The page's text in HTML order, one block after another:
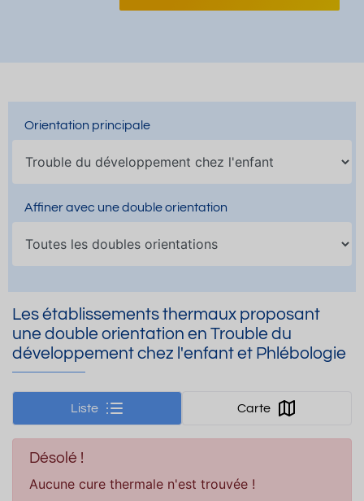
Orientation principale
Affiner avec une double orientation
Les établissements thermaux proposant
une double orientation en Trouble du
développement chez l'enfant et Phlébologie
Liste Carte
Désolé !
Aucune cure thermale n'est trouvée !